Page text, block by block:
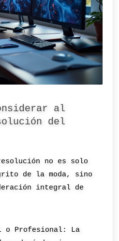
al
del
no es solo
de la moda, sino
integral de
o Profesional: La